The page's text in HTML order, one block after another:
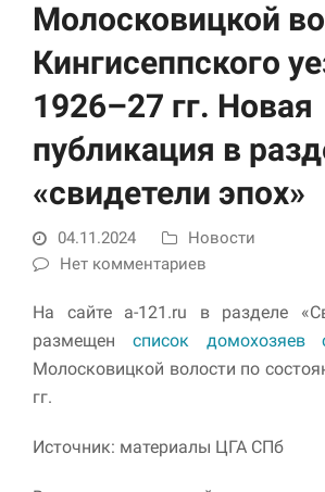
Молосковицкой
Кингисеппского
1926–27 гг. Новая
публикация в
«свидетели эпох»
04.11.2024
Новости
Нет комментариев
На сайте a-121.ru в разделе
размещен список домохозяев
Молосковицкой волости по
гг.
Источник: материалы ЦГА СПб
этих
веб-
того,
опыт